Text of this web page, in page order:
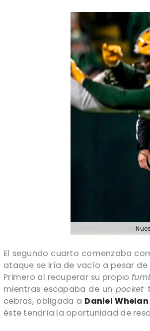
El segundo cuarto comenzaba
ataque se iría de vacío a pesar
Primero al recuperar su propio
mientras escapaba de un pocket
cebras, obligada a Daniel Whelan
éste tendría la oportunidad de